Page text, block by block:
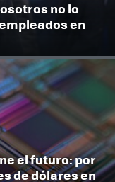
no lo
en
el futuro: por
de dólares en